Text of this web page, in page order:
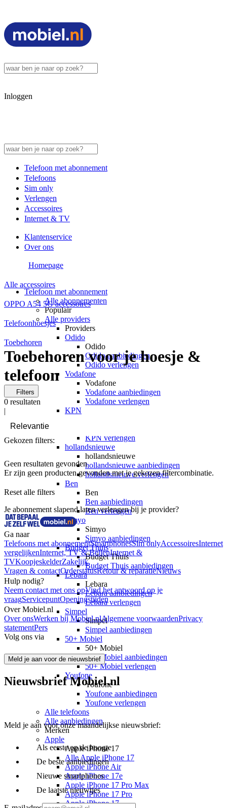
Inloggen
Telefoon met abonnement
Telefoons
Sim only
Verlengen
Accessoires
Internet & TV
Klantenservice
Over ons
Telefoon met abonnement
Alle abonnementen
Populair
Alle providers
Providers
Odido
Odido
Odido aanbiedingen
Odido verlengen
Vodafone
Vodafone
Vodafone aanbiedingen
Vodafone verlengen
KPN
KPN verlengen
hollandsnieuwe
hollandsnieuwe
hollandsnieuwe aanbiedingen
hollandsnieuwe verlengen
Ben
Ben
Ben aanbiedingen
Ben verlengen
Simyo
Simyo
Simyo aanbiedingen
Budget Thuis
Budget Thuis
Budget Thuis aanbiedingen
Lebara
Lebara
Lebara aanbiedingen
Lebara verlengen
Simpel
Simpel
Simpel aanbiedingen
50+ Mobiel
50+ Mobiel
50+ Mobiel aanbiedingen
50+ Mobiel verlengen
Youfone
Youfone
Youfone aanbiedingen
Youfone verlengen
Alle telefoons
Alle aanbiedingen
Merken
Apple
Apple iPhone 17
Alle Apple iPhone 17
Apple iPhone Air
Apple iPhone 17e
Apple iPhone 17 Pro Max
Apple iPhone 17 Pro
Apple iPhone 17
Homepage
Alle accessoires
OPPO A54 5G accessoires
Telefoonhoesjes
Toebehoren
Toebehoren voor je hoesje &
telefoon
Filters
0 resultaten
|
Gekozen filters:
Geen resultaten gevonden
Er zijn geen producten gevonden met je gekozen filtercombinatie.
Reset alle filters
Je abonnement slapend laten verlengen bij je provider?
Ga naar
Telefoons met abonnementSmartphonesSim onlyAccessoiresInternet
vergelijkenInternet, TV & BellenInternet &
TVKoopjeskelderZakelijk
Vragen & contactOrderstatusRetour & reparatieNieuws
Hulp nodig?
Neem contact met ons opVind het antwoord op je
vraagServicepuntOpeningstijden
Over Mobiel.nl
Over onsWerken bij Mobiel.nlAlgemene voorwaardenPrivacy
statementPers
Volg ons via
Meld je aan voor de nieuwsbrief
Nieuwsbrief Mobiel.nl
Meld je aan voor onze maandelijkse nieuwsbrief:
Als eerste op de hoogte
De beste aanbiedingen
Nieuwe smartphones
De laatste nieuwtjes